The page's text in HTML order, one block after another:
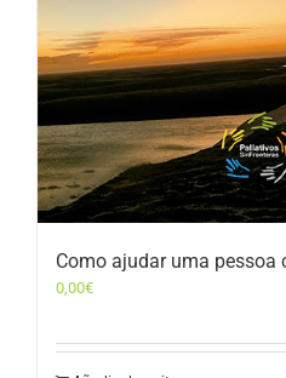
Como ajudar uma pessoa
0,00€